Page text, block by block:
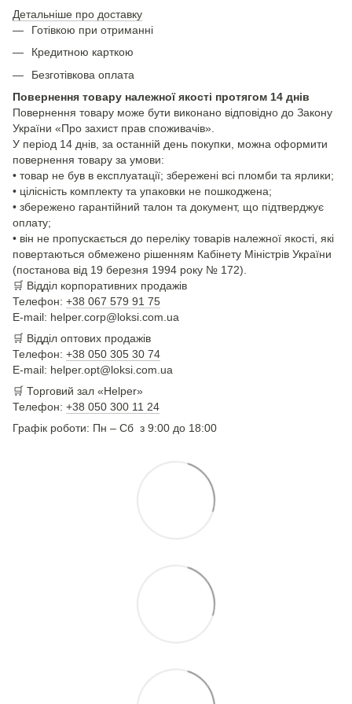
Детальніше про доставку
Готівкою при отриманні
Кредитною карткою
Безготівкова оплата
Повернення товару належної якості протягом 14 днів
Повернення товару може бути виконано відповідно до Закону
України «Про захист прав споживачів».
У період 14 днів, за останній день покупки, можна оформити
повернення товару за умови:
• товар не був в експлуатації; збережені всі пломби та ярлики;
• цілісність комплекту та упаковки не пошкоджена;
• збережено гарантійний талон та документ, що підтверджує
оплату;
• він не пропускається до переліку товарів належної якості, які
повертаються обмежено рішенням Кабінету Міністрів України
(постанова від 19 березня 1994 року № 172).
🛒 Відділ корпоративних продажів
Телефон: +38 067 579 91 75
E-mail: helper.corp@loksi.com.ua
🛒 Відділ оптових продажів
Телефон: +38 050 305 30 74
E-mail: helper.opt@loksi.com.ua
🛒 Торговий зал «Helper»
Телефон: +38 050 300 11 24
Графік роботи: Пн – Сб з 9:00 до 18:00